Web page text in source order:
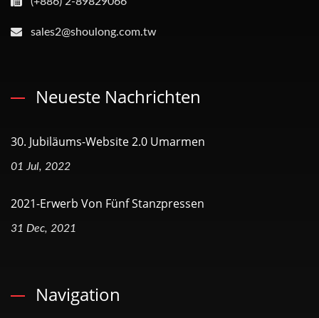
sales2@shoulong.com.tw
Neueste Nachrichten
30. Jubiläums-Website 2.0 Umarmen
01 Jul, 2022
2021-Erwerb Von Fünf Stanzpressen
31 Dec, 2021
Navigation